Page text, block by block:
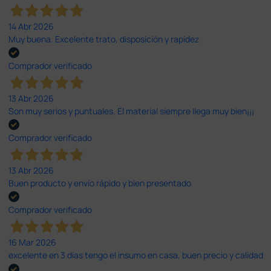
14 Abr 2026
Muy buena. Excelente trato, disposición y rapidez
Comprador verificado
13 Abr 2026
Son muy serios y puntuales. El material siempre llega muy bien¡¡¡
Comprador verificado
13 Abr 2026
Buen producto y envío rápido y bien presentado
Comprador verificado
16 Mar 2026
excelente en 3 días tengo el insumo en casa, buen precio y calidad